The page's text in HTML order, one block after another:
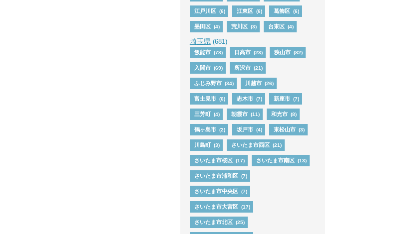
江戸川区 (6) 江東区 (6) 葛飾区 (6)
墨田区 (4) 荒川区 (3) 台東区 (4)
埼玉県(681)
飯能市 (78) 日高市 (23) 狭山市 (82)
入間市 (69) 所沢市 (21)
ふじみ野市 (34) 川越市 (26)
富士見市 (6) 志木市 (7) 新座市 (7)
三芳町 (4) 朝霞市 (11) 和光市 (8)
鶴ヶ島市 (2) 坂戸市 (4) 東松山市 (3)
川島町 (3) さいたま市西区 (21)
さいたま市桜区 (17) さいたま市南区 (13)
さいたま市浦和区 (7)
さいたま市中央区 (7)
さいたま市大宮区 (17)
さいたま市北区 (25)